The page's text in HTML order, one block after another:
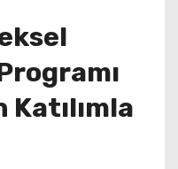
Katılımla